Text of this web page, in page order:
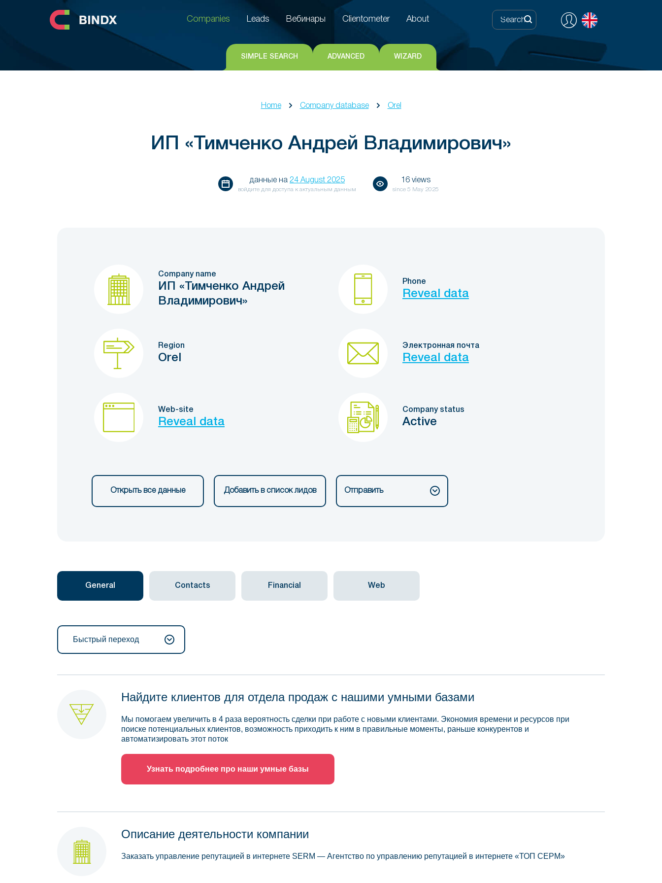
Clientometer
Companies
Leads Вебинары Clientometer About
SIMPLE SEARCH ADVANCED WIZARD
Home Company database Orel
ИП «Тимченко Андрей Владимирович»
данные на 24 August 2025
войдите для доступа к актуальным данным
16 views
since 5 May 2025
Company name
ИП «Тимченко Андрей
Владимирович»
Phone
Reveal data
Region
Orel
Электронная почта
Reveal data
Web-site
Reveal data
Company status
Active
Открыть все данные Добавить в список лидов Отправить
General Contacts Financial Web
Быстрый переход
Найдите клиентов для отдела продаж с нашими умными базами
Мы помогаем увеличить в 4 раза вероятность сделки при работе с новыми клиентами. Экономия времени и ресурсов при
поиске потенциальных клиентов, возможность приходить к ним в правильные моменты, раньше конкурентов и
автоматизировать этот поток
Узнать подробнее про наши умные базы
Описание деятельности компании
Заказать управление репутацией в интернете SERM — Агентство по управлению репутацией в интернете «ТОП СЕРМ»